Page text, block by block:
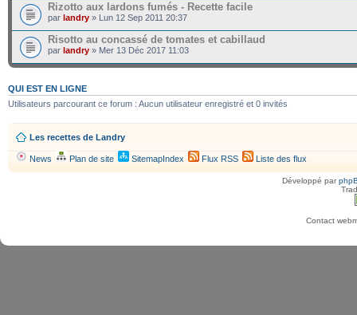
Rizotto aux lardons fumés - Recette facile
par landry » Lun 12 Sep 2011 20:37
Risotto au concassé de tomates et cabillaud
par landry » Mer 13 Déc 2017 11:03
QUI EST EN LIGNE
Utilisateurs parcourant ce forum : Aucun utilisateur enregistré et 0 invités
Les recettes de Landry
News Plan de site SitemapIndex Flux RSS Liste des flux
Développé par
Contact